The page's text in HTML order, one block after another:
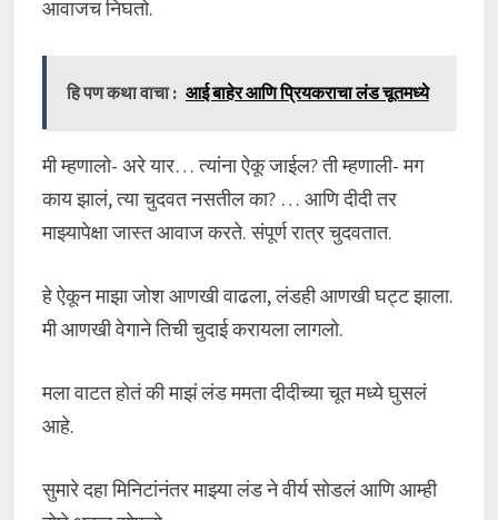
आवाजच निघतो.
हि पण कथा वाचा : आई बाहेर आणि प्रियकराचा लंड चूतमध्ये
मी म्हणालो- अरे यार… त्यांना ऐकू जाईल? ती म्हणाली- मग
काय झालं, त्या चुदवत नसतील का? … आणि दीदी तर
माझ्यापेक्षा जास्त आवाज करते. संपूर्ण रात्र चुदवतात.
हे ऐकून माझा जोश आणखी वाढला, लंडही आणखी घट्ट झाला.
मी आणखी वेगाने तिची चुदाई करायला लागलो.
मला वाटत होतं की माझं लंड ममता दीदीच्या चूत मध्ये घुसलं
आहे.
सुमारे दहा मिनिटांनंतर माझ्या लंड ने वीर्य सोडलं आणि आम्ही